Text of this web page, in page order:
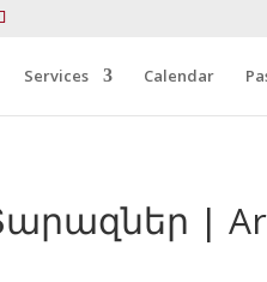
Services Calendar
|